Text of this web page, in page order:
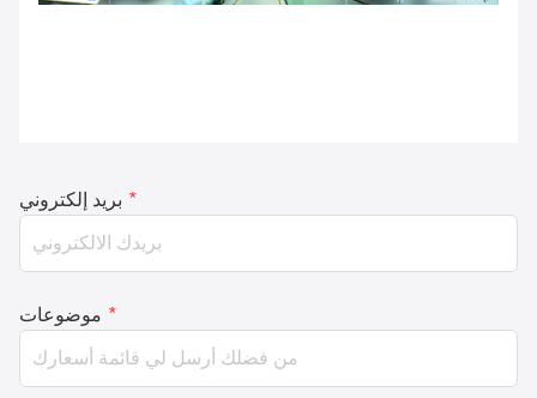
بريد إلكتروني *
موضوعات *